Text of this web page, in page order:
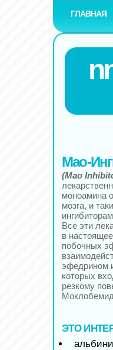
ГЛАВНАЯ
Мао-
(Мао
моноамина
мозга, и
Все эти
в
побочных
эфедрином
которых
резкому
ЭТО